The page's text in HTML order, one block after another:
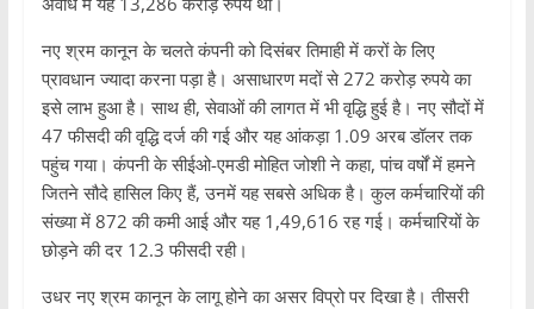
नए श्रम कानून के चलते कंपनी को दिसंबर तिमाही में करों के लिए
प्रावधान ज्यादा करना पड़ा है। असाधारण मदों से 272 करोड़ रुपये का
इसे लाभ हुआ है। साथ ही, सेवाओं की लागत में भी वृद्धि हुई है। नए सौदों में
47 फीसदी की वृद्धि दर्ज की गई और यह आंकड़ा 1.09 अरब डॉलर तक
पहुंच गया। कंपनी के सीईओ-एमडी मोहित जोशी ने कहा, पांच वर्षों में हमने
जितने सौदे हासिल किए हैं, उनमें यह सबसे अधिक है। कुल कर्मचारियों की
संख्या में 872 की कमी आई और यह 1,49,616 रह गई। कर्मचारियों के
छोड़ने की दर 12.3 फीसदी रही।
उधर नए श्रम कानून के लागू होने का असर विप्रो पर दिखा है। तीसरी